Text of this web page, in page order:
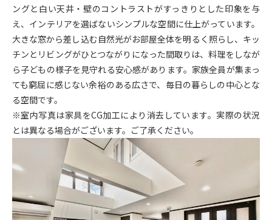
ングと白い天井・壁のコントラストがすっきりとした印象を与
え、インテリアを選ばないシンプルな空間に仕上がっています。
大きな窓から差し込む自然光がお部屋全体を明るく照らし、キッ
チンとリビングがひとつながりになった間取りは、料理をしなが
ら子どもの様子を見守れる安心感があります。家族全員が集まっ
ても窮屈に感じない余裕のある広さで、毎日の暮らしの中心とな
る空間です。
※室内写真は家具をCG加工により消去しています。実際の状況
とは異なる場合がございます。ご了承ください。